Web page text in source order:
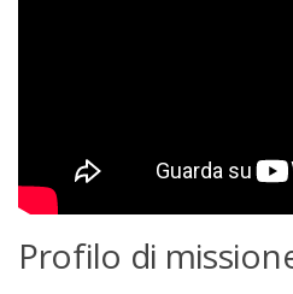
Profilo di